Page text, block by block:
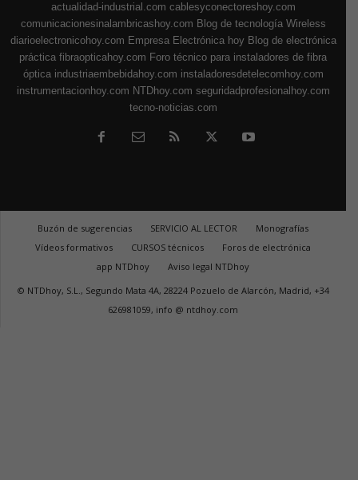
actualidad-industrial.com cablesyconectoreshoy.com
comunicacionesinalambricashoy.com Blog de tecnología Wireless
diarioelectronicohoy.com Empresa Electrónica hoy Blog de electrónica
práctica fibraopticahoy.com Foro técnico para instaladores de fibra
óptica industriaembebidahoy.com instaladoresdetelecomhoy.com
instrumentacionhoy.com NTDhoy.com seguridadprofesionalhoy.com
tecno-noticias.com
Buzón de sugerencias SERVICIO AL LECTOR
Monografías
Vídeos formativos
CURSOS técnicos
Foros de electrónica
app NTDhoy
Aviso legal NTDhoy
© NTDhoy, S.L., Segundo Mata 4A, 28224 Pozuelo de Alarcón, Madrid, +34
626981059, info @ ntdhoy.com